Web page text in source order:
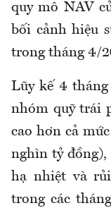
quy mô NAV
bối cảnh hiệu
trong tháng 4/
Lũy kế 4
nhóm quỹ trái
cao hơn cả
nghìn tỷ
hạ nhiệt và
trong các